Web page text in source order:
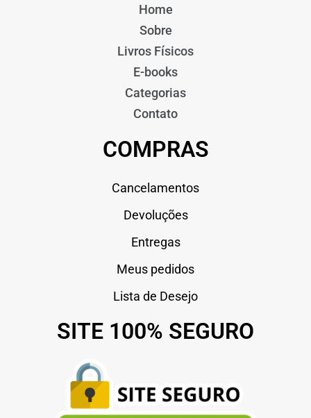
Home
Sobre
Livros Físicos
E-books
Categorias
Contato
COMPRAS
Cancelamentos
Devoluções
Entregas
Meus pedidos
Lista de Desejo
SITE 100% SEGURO